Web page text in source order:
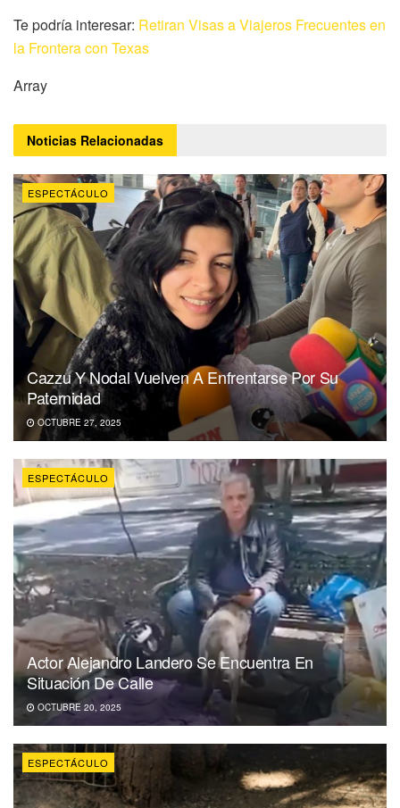
Te podría interesar: Retiran Visas a Viajeros Frecuentes en
la Frontera con Texas
Array
Noticias Relacionadas
ESPECTÁCULO
Cazzu Y Nodal Vuelven A Enfrentarse Por Su
Paternidad
OCTUBRE 27, 2025
ESPECTÁCULO
Actor Alejandro Landero Se Encuentra En
Situación De Calle
OCTUBRE 20, 2025
ESPECTÁCULO